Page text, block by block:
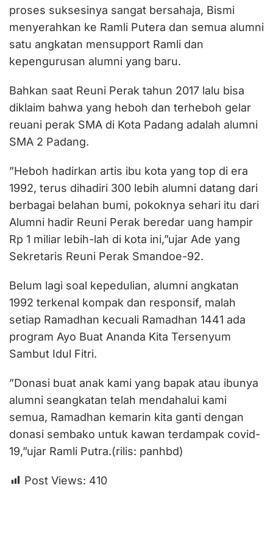
proses suksesinya sangat bersahaja, Bismi
menyerahkan ke Ramli Putera dan semua alumni
satu angkatan mensupport Ramli dan
kepengurusan alumni yang baru.
Bahkan saat Reuni Perak tahun 2017 lalu bisa
diklaim bahwa yang heboh dan terheboh gelar
reuani perak SMA di Kota Padang adalah alumni
SMA 2 Padang.
”Heboh hadirkan artis ibu kota yang top di era
1992, terus dihadiri 300 lebih alumni datang dari
berbagai belahan bumi, pokoknya sehari itu dari
Alumni hadir Reuni Perak beredar uang hampir
Rp 1 miliar lebih-lah di kota ini,”ujar Ade yang
Sekretaris Reuni Perak Smandoe-92.
Belum lagi soal kepedulian, alumni angkatan
1992 terkenal kompak dan responsif, malah
setiap Ramadhan kecuali Ramadhan 1441 ada
program Ayo Buat Ananda Kita Tersenyum
Sambut Idul Fitri.
”Donasi buat anak kami yang bapak atau ibunya
alumni seangkatan telah mendahalui kami
semua, Ramadhan kemarin kita ganti dengan
donasi sembako untuk kawan terdampak covid-
19,”ujar Ramli Putra.(rilis: panhbd)
Post Views: 410